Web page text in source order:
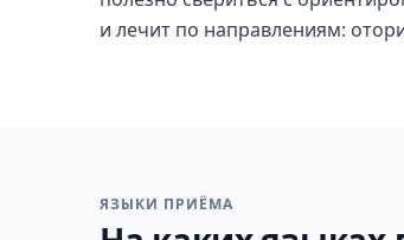
и лечит по направлениям:
ЯЗЫКИ ПРИЁМА